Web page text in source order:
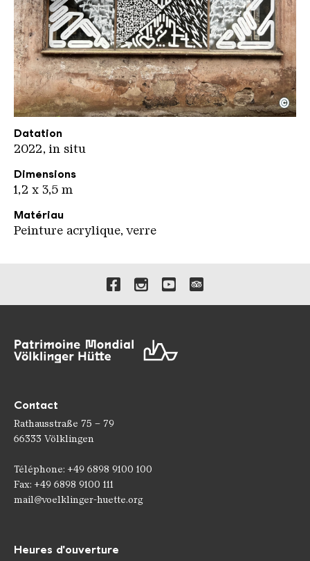
Lek Sowat Steuerhaus
Copyright: Weltkulturerbe Völklinger Hütte /
©
Datation
2022, in situ
Dimensions
1,2 x 3,5 m
Matériau
Peinture acrylique, verre
Liens vers nos canaux de
Contact
Rathausstraße 75 – 79
66333 Völklingen
Téléphone: +49 6898 9100 100
Fax: +49 6898 9100 111
mail@voelklinger-huette.org
Heures d'ouverture